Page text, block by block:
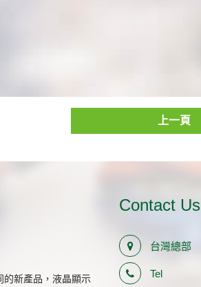
上一頁
的新產品，液晶顯示
Contact Us
台灣總部
Tel